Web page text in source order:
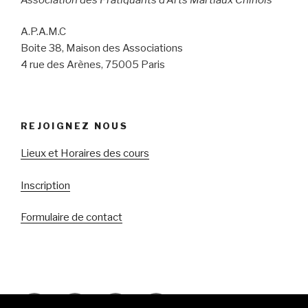
A.P.A.M.C
Boite 38, Maison des Associations
4 rue des Arènes, 75005 Paris
REJOIGNEZ NOUS
Lieux et Horaires des cours
Inscription
Formulaire de contact